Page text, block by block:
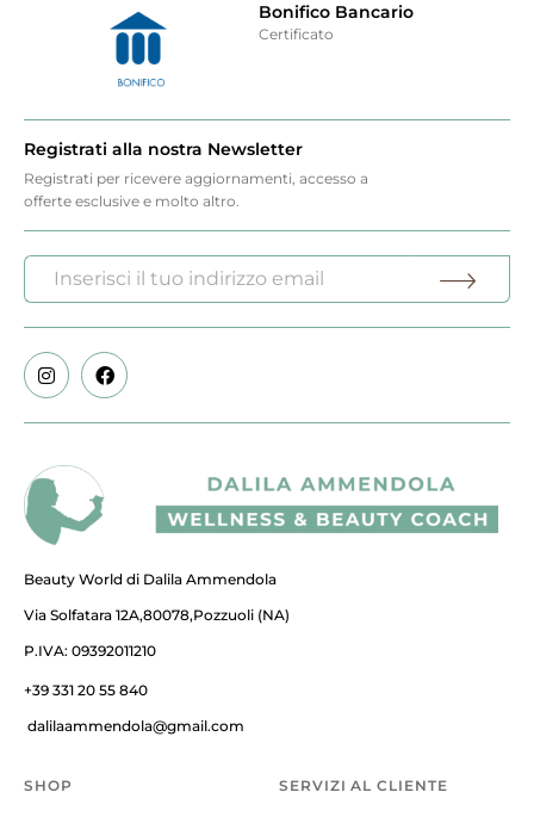
Bonifico Bancario
Certificato
Registrati alla nostra Newsletter
Registrati per ricevere aggiornamenti, accesso a
offerte esclusive e molto altro.
Beauty World di Dalila Ammendola
Via Solfatara 12A,80078,Pozzuoli (NA)
P.IVA: 09392011210
+39 331 20 55 840
dalilaammendola@gmail.com
SHOP SERVIZI AL CLIENTE